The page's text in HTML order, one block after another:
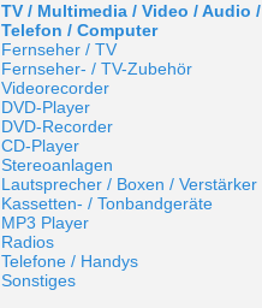
TV / Multimedia / Video / Audio /
Telefon / Computer
Fernseher / TV
Fernseher- / TV-Zubehör
Videorecorder
DVD-Player
DVD-Recorder
CD-Player
Stereoanlagen
Lautsprecher / Boxen / Verstärker
Kassetten- / Tonbandgeräte
MP3 Player
Radios
Telefone / Handys
Sonstiges